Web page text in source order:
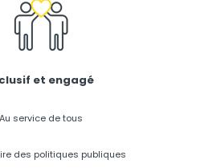
et engagé
Au service de tous
des politiques publiques